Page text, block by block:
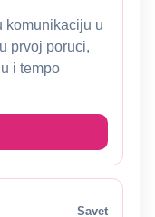
komunikaciju u
prvoj poruci,
i tempo
Savet